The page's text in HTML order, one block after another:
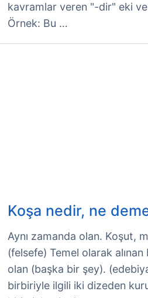
kavramlar veren "-dir" eki
Örnek: Bu …
Koşa nedir, ne
Aynı zamanda olan. Koşut,
(felsefe) Temel olarak
olan (başka bir şey).
birbiriyle ilgili iki dizeden